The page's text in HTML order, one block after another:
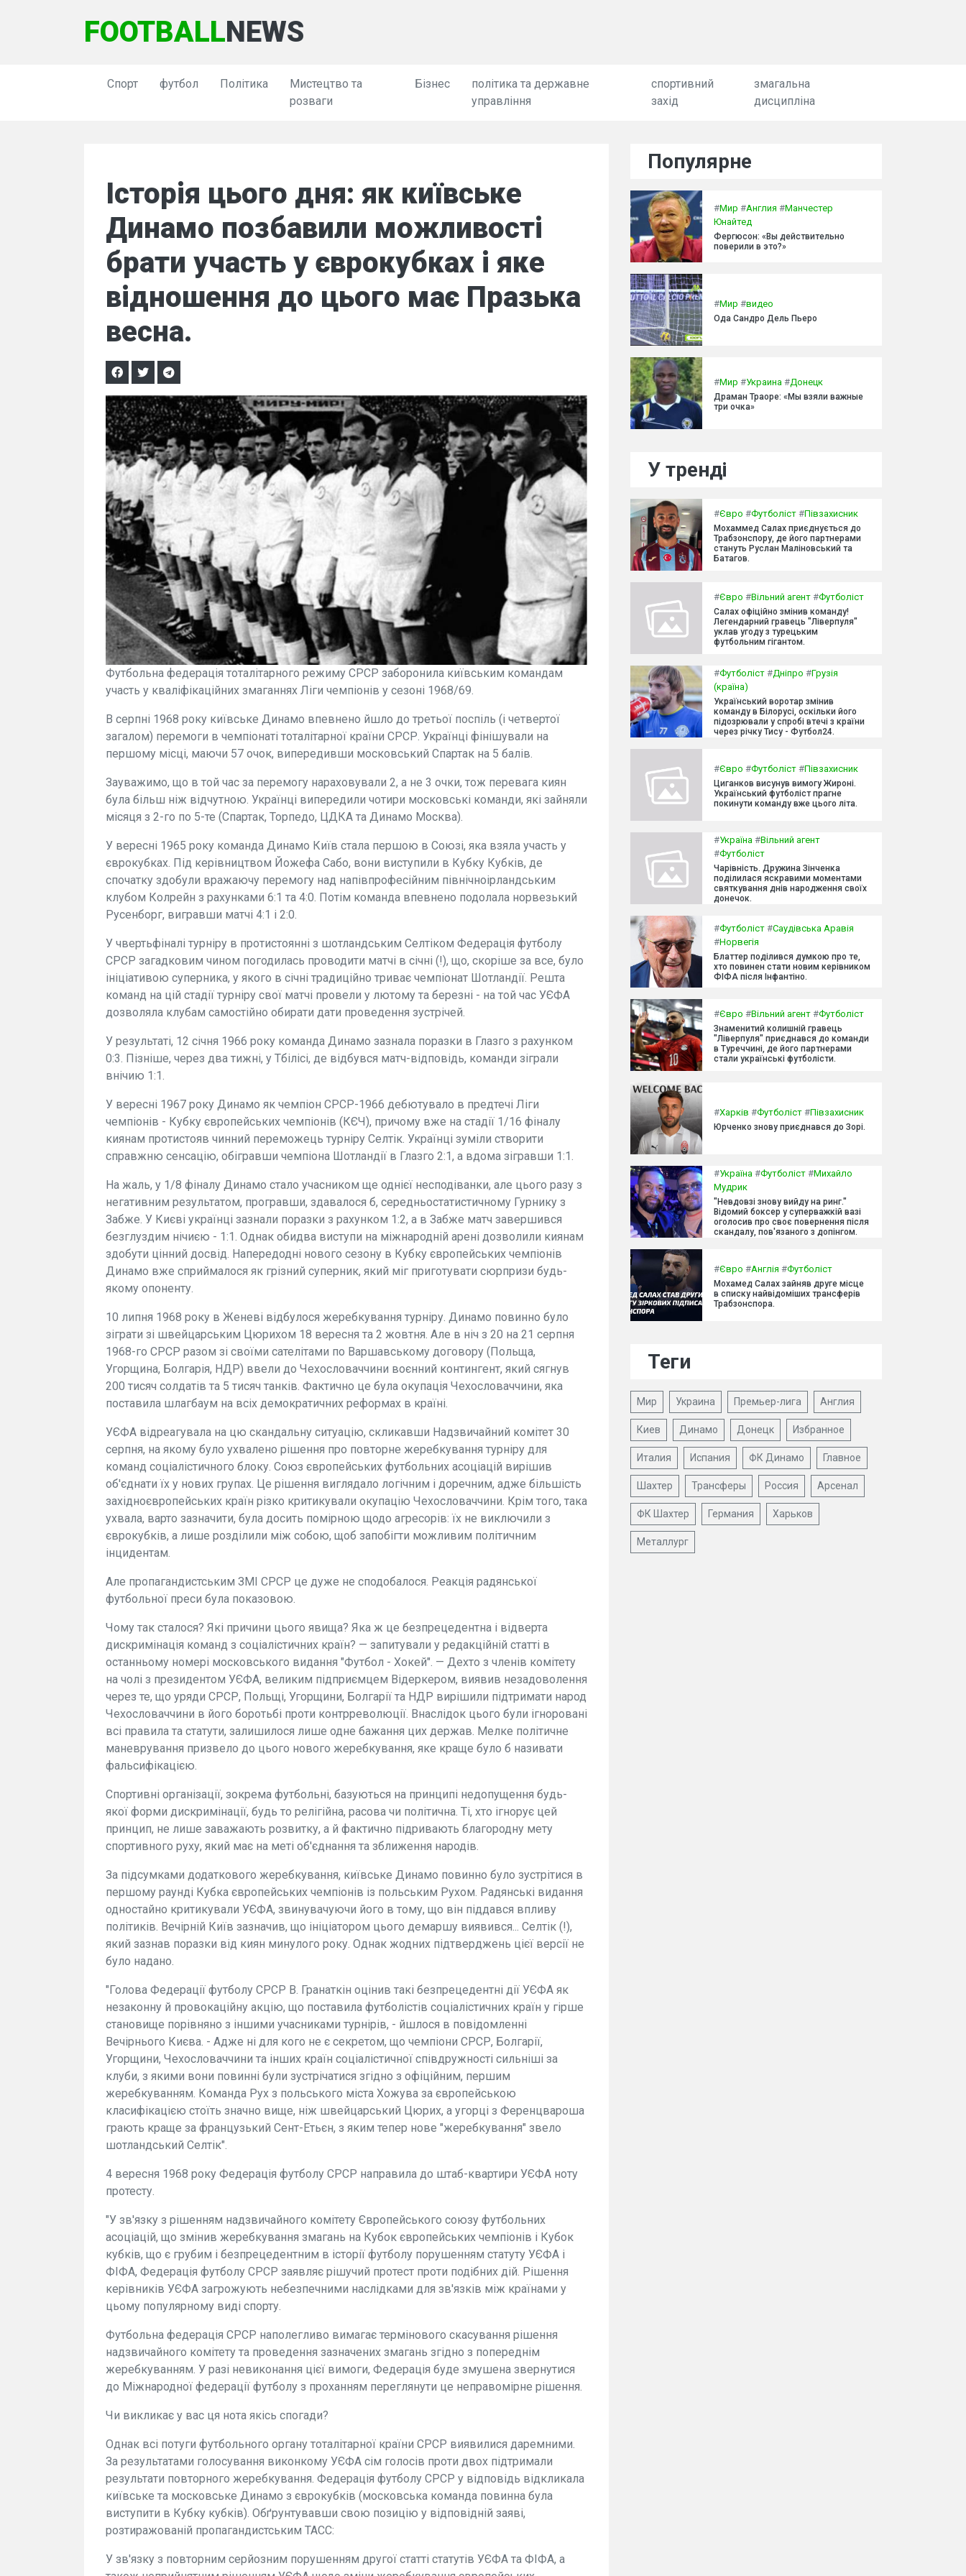
FOOTBALLNEWS
Спорт футбол Політика
Мистецтво та
розваги
Бізнес
політика та державне
управління
спортивний
захід
змагальна
дисципліна
Історія цього дня: як київське
Динамо позбавили можливості
брати участь у єврокубках і яке
відношення до цього має Празька
весна.
Футбольна федерація тоталітарного режиму СРСР заборонила київським командам
участь у кваліфікаційних змаганнях Ліги чемпіонів у сезоні 1968/69.
В серпні 1968 року київське Динамо впевнено йшло до третьої поспіль (і четвертої
загалом) перемоги в чемпіонаті тоталітарної країни СРСР. Українці фінішували на
першому місці, маючи 57 очок, випередивши московський Спартак на 5 балів.
Зауважимо, що в той час за перемогу нараховували 2, а не 3 очки, тож перевага киян
була більш ніж відчутною. Українці випередили чотири московські команди, які зайняли
місяця з 2-го по 5-те (Спартак, Торпедо, ЦДКА та Динамо Москва).
У вересні 1965 року команда Динамо Київ стала першою в Союзі, яка взяла участь у
єврокубках. Під керівництвом Йожефа Сабо, вони виступили в Кубку Кубків, де
спочатку здобули вражаючу перемогу над напівпрофесійним північноірландським
клубом Колрейн з рахунками 6:1 та 4:0. Потім команда впевнено подолала норвезький
Русенборг, вигравши матчі 4:1 і 2:0.
У чвертьфіналі турніру в протистоянні з шотландським Селтіком Федерація футболу
СРСР загадковим чином погодилась проводити матчі в січні (!), що, скоріше за все, було
ініціативою суперника, у якого в січні традиційно триває чемпіонат Шотландії. Решта
команд на цій стадії турніру свої матчі провели у лютому та березні - на той час УЄФА
дозволяла клубам самостійно обирати дати проведення зустрічей.
У результаті, 12 січня 1966 року команда Динамо зазнала поразки в Глазго з рахунком
0:3. Пізніше, через два тижні, у Тбілісі, де відбувся матч-відповідь, команди зіграли
внічию 1:1.
У вересні 1967 року Динамо як чемпіон СРСР-1966 дебютувало в предтечі Ліги
чемпіонів - Кубку європейських чемпіонів (КЄЧ), причому вже на стадії 1/16 фіналу
киянам протистояв чинний переможець турніру Селтік. Українці зуміли створити
справжню сенсацію, обігравши чемпіона Шотландії в Глазго 2:1, а вдома зігравши 1:1.
На жаль, у 1/8 фіналу Динамо стало учасником ще однієї несподіванки, але цього разу з
негативним результатом, програвши, здавалося б, середньостатистичному Гурнику з
Забже. У Києві українці зазнали поразки з рахунком 1:2, а в Забже матч завершився
безглуздим нічиєю - 1:1. Однак обидва виступи на міжнародній арені дозволили киянам
здобути цінний досвід. Напередодні нового сезону в Кубку європейських чемпіонів
Динамо вже сприймалося як грізний суперник, який міг приготувати сюрпризи будь-
якому опоненту.
10 липня 1968 року в Женеві відбулося жеребкування турніру. Динамо повинно було
зіграти зі швейцарським Цюрихом 18 вересня та 2 жовтня. Але в ніч з 20 на 21 серпня
1968-го СРСР разом зі своїми сателітами по Варшавському договору (Польща,
Угорщина, Болгарія, НДР) ввели до Чехословаччини воєнний контингент, який сягнув
200 тисяч солдатів та 5 тисяч танків. Фактично це була окупація Чехословаччини, яка
поставила шлагбаум на всіх демократичних реформах в країні.
УЄФА відреагувала на цю скандальну ситуацію, скликавши Надзвичайний комітет 30
серпня, на якому було ухвалено рішення про повторне жеребкування турніру для
команд соціалістичного блоку. Союз європейських футбольних асоціацій вирішив
об'єднати їх у нових групах. Це рішення виглядало логічним і доречним, адже більшість
західноєвропейських країн різко критикували окупацію Чехословаччини. Крім того, така
ухвала, варто зазначити, була досить помірною щодо агресорів: їх не виключили з
єврокубків, а лише розділили між собою, щоб запобігти можливим політичним
інцидентам.
Але пропагандистським ЗМІ СРСР це дуже не сподобалося. Реакція радянської
футбольної преси була показовою.
Чому так сталося? Які причини цього явища? Яка ж це безпрецедентна і відверта
дискримінація команд з соціалістичних країн? — запитували у редакційній статті в
останньому номері московського видання "Футбол - Хокей". — Дехто з членів комітету
на чолі з президентом УЄФА, великим підприємцем Відеркером, виявив незадоволення
через те, що уряди СРСР, Польщі, Угорщини, Болгарії та НДР вирішили підтримати народ
Чехословаччини в його боротьбі проти контрреволюції. Внаслідок цього були ігноровані
всі правила та статути, залишилося лише одне бажання цих держав. Мелке політичне
маневрування призвело до цього нового жеребкування, яке краще було б називати
фальсифікацією.
Спортивні організації, зокрема футбольні, базуються на принципі недопущення будь-
якої форми дискримінації, будь то релігійна, расова чи політична. Ті, хто ігнорує цей
принцип, не лише заважають розвитку, а й фактично підривають благородну мету
спортивного руху, який має на меті об'єднання та зближення народів.
За підсумками додаткового жеребкування, київське Динамо повинно було зустрітися в
першому раунді Кубка європейських чемпіонів із польським Рухом. Радянські видання
одностайно критикували УЄФА, звинувачуючи його в тому, що він піддався впливу
політиків. Вечірній Київ зазначив, що ініціатором цього демаршу виявився... Селтік (!),
який зазнав поразки від киян минулого року. Однак жодних підтверджень цієї версії не
було надано.
"Голова Федерації футболу СРСР В. Гранаткін оцінив такі безпрецедентні дії УЄФА як
незаконну й провокаційну акцію, що поставила футболістів соціалістичних країн у гірше
становище порівняно з іншими учасниками турнірів, - йшлося в повідомленні
Вечірнього Києва. - Адже ні для кого не є секретом, що чемпіони СРСР, Болгарії,
Угорщини, Чехословаччини та інших країн соціалістичної співдружності сильніші за
клуби, з якими вони повинні були зустрічатися згідно з офіційним, першим
жеребкуванням. Команда Рух з польського міста Хожува за європейською
класифікацією стоїть значно вище, ніж швейцарський Цюрих, а угорці з Ференцвароша
грають краще за французький Сент-Етьєн, з яким тепер нове "жеребкування" звело
шотландський Селтік".
4 вересня 1968 року Федерація футболу СРСР направила до штаб-квартири УЄФА ноту
протесту.
"У зв'язку з рішенням надзвичайного комітету Європейського союзу футбольних
асоціацій, що змінив жеребкування змагань на Кубок європейських чемпіонів і Кубок
кубків, що є грубим і безпрецедентним в історії футболу порушенням статуту УЄФА і
ФІФА, Федерація футболу СРСР заявляє рішучий протест проти подібних дій. Рішення
керівників УЄФА загрожують небезпечними наслідками для зв'язків між країнами у
цьому популярному виді спорту.
Футбольна федерація СРСР наполегливо вимагає термінового скасування рішення
надзвичайного комітету та проведення зазначених змагань згідно з попереднім
жеребкуванням. У разі невиконання цієї вимоги, Федерація буде змушена звернутися
до Міжнародної федерації футболу з проханням переглянути це неправомірне рішення.
Чи викликає у вас ця нота якісь спогади?
Однак всі потуги футбольного органу тоталітарної країни СРСР виявилися даремними.
За результатами голосування виконкому УЄФА сім голосів проти двох підтримали
результати повторного жеребкування. Федерація футболу СРСР у відповідь відкликала
київське та московське Динамо з єврокубків (московська команда повинна була
виступити в Кубку кубків). Обґрунтувавши свою позицію у відповідній заяві,
розтиражованій пропагандистським ТАСС:
У зв'язку з повторним серйозним порушенням другої статті статутів УЄФА та ФІФА, а
Популярне
#Мир #Англия #Манчестер
Юнайтед
Фергюсон: «Вы действительно
поверили в это?»
#Мир #видео
Ода Сандро Дель Пьеро
#Мир #Украина #Донецк
Драман Траоре: «Мы взяли важные
три очка»
У тренді
#Євро #Футболіст #Півзахисник
Мохаммед Салах приєднується до
Трабзонспору, де його партнерами
стануть Руслан Маліновський та
Батагов.
#Євро #Вільний агент #Футболіст
Салах офіційно змінив команду!
Легендарний гравець "Ліверпуля"
уклав угоду з турецьким
футбольним гігантом.
#Футболіст #Дніпро #Грузія
(країна)
Український воротар змінив
команду в Білорусі, оскільки його
підозрювали у спробі втечі з країни
через річку Тису - Футбол24.
#Євро #Футболіст #Півзахисник
Циганков висунув вимогу Жироні.
Український футболіст прагне
покинути команду вже цього літа.
#Україна #Вільний агент
#Футболіст
Чарівність. Дружина Зінченка
поділилася яскравими моментами
святкування днів народження своїх
донечок.
#Футболіст #Саудівська Аравія
#Норвегія
Блаттер поділився думкою про те,
хто повинен стати новим керівником
ФІФА після Інфантіно.
#Євро #Вільний агент #Футболіст
Знаменитий колишній гравець
"Ліверпуля" приєднався до команди
в Туреччині, де його партнерами
стали українські футболісти.
#Харків #Футболіст #Півзахисник
Юрченко знову приєднався до Зорі.
#Україна #Футболіст #Михайло
Мудрик
"Невдовзі знову вийду на ринг."
Відомий боксер у суперважкій вазі
оголосив про своє повернення після
скандалу, пов'язаного з допінгом.
#Євро #Англія #Футболіст
Мохамед Салах зайняв друге місце
в списку найвідоміших трансферів
Трабзонспора.
Теги
Мир Украина Премьер-лига Англия
Киев Динамо Донецк Избранное
Италия Испания ФК Динамо Главное
Шахтер Трансферы Россия Арсенал
ФК Шахтер Германия Харьков
Металлург